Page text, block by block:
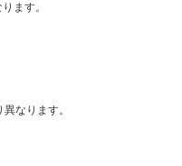
ます。
なります。